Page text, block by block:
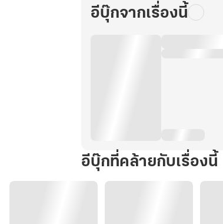
ในปี
80อีบุ๊กจากเรื่องนี้
อีบุ๊กที่คล้ายกับเรื่องนี้